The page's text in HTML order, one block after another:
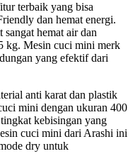
terbaik yang bisa
dan hemat energi.
hemat air dan
kg. Mesin cuci mini merk
yang efektif dari
anti karat dan plastik
mini dengan ukuran 400
kebisingan yang
cuci mini dari Arashi ini
dry untuk